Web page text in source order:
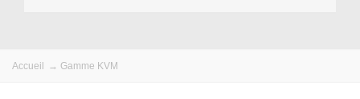
Accueil → Gamme KVM